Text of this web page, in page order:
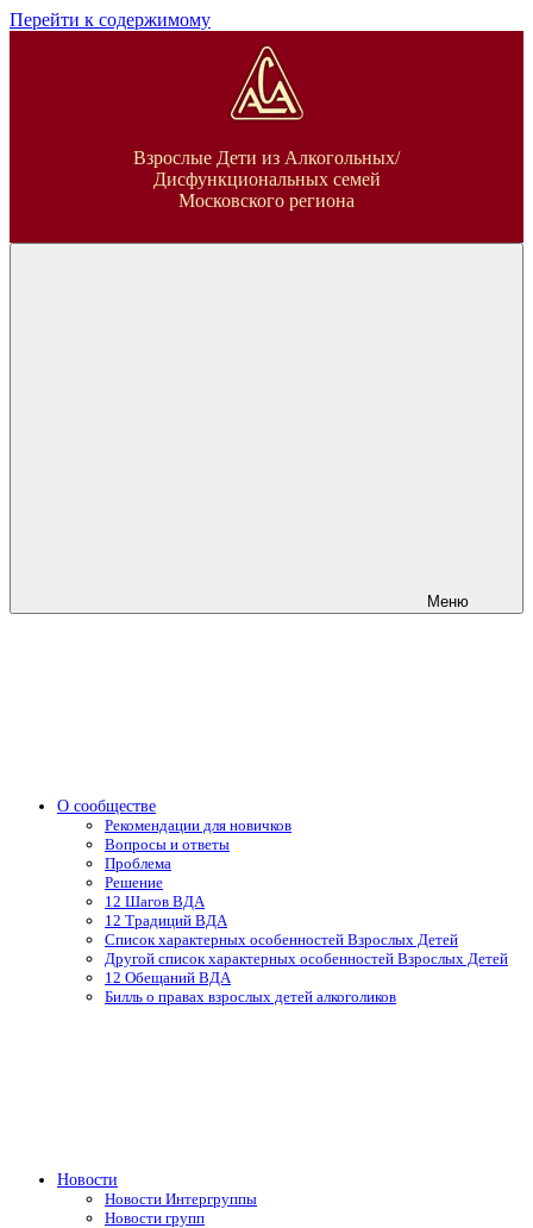
Перейти к содержимому
ВДАВзрослые Дети из Алкогольных/
Дисфункциональных семей
Московского региона
Меню
О сообществе
Рекомендации для новичков
Вопросы и ответы
Проблема
Решение
12 Шагов ВДА
12 Традиций ВДА
Список характерных особенностей Взрослых Детей
Другой список характерных особенностей Взрослых Детей
12 Обещаний ВДА
Билль о правах взрослых детей алкоголиков
Новости
Новости Интергруппы
Новости групп